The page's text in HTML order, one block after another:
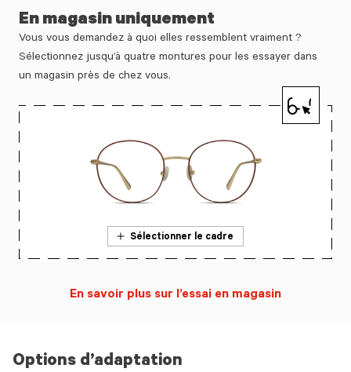
Options d’adaptation
En magasin uniquement
Vous vous demandez à quoi elles ressemblent vraiment ?
Sélectionnez jusqu’à quatre montures pour les essayer dans
un magasin près de chez vous.
Sélectionner le cadre
En savoir plus sur l’essai en magasin